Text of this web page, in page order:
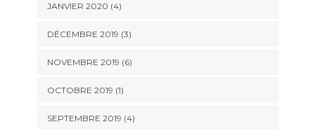
JANVIER 2020 (4)
DÉCEMBRE 2019 (3)
NOVEMBRE 2019 (6)
OCTOBRE 2019 (1)
SEPTEMBRE 2019 (4)